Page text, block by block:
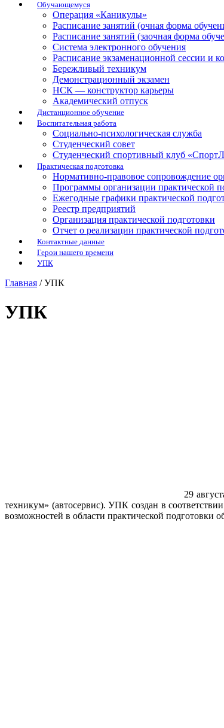
Обучающемуся
Операция «Каникулы»
Расписание занятий (очная форма
Расписание занятий (заочная форма
Система электронного обучения
Расписание экзаменационной сессии и
Бережливый техникум
Демонстрационный экзамен
НСК — конструктор карьеры
Академический отпуск
Дистанционное обучение
Воспитательная работа
Социально-психологическая служба
Студенческий совет
Студенческий спортивный клуб
Практическая подготовка
Нормативно-правовое сопровождение
Программы организации практической
Ежегодные графики практической
Реестр предприятий
Организация практической подготовки
Отчет о реализации практической
Контактные данные
Герои нашего времени
УПК
Главная / УПК
УПК
29
техникум» (автосервис). УПК создан в
возможностей в области практической подготовки